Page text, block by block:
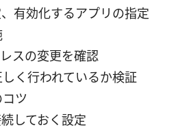
有効化するアプリの指定
スの変更を確認
く行われているか検証
ツ
しておく設定